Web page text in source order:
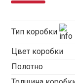
Тип коробки
Цвет коробки
Полотно